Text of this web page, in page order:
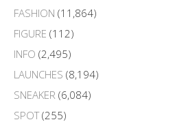
FASHION (11,864)
FIGURE (112)
INFO (2,495)
LAUNCHES (8,194)
SNEAKER (6,084)
SPOT(255)